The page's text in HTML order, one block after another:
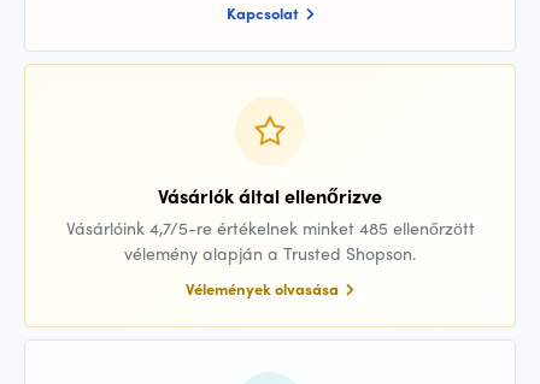
Kapcsolat
Vásárlók által ellenőrizve
Vásárlóink 4,7/5-re értékelnek minket 485 ellenőrzött
vélemény alapján a Trusted Shopson.
Vélemények olvasása